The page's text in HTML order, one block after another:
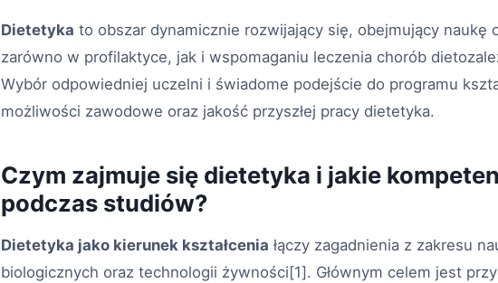
Dietetyka to obszar dynamicznie rozwijający się, obejmujący naukę
zarówno w profilaktyce, jak i wspomaganiu leczenia chorób
Wybór odpowiedniej uczelni i świadome podejście do programu
możliwości zawodowe oraz jakość przyszłej pracy dietetyka.
Czym zajmuje się dietetyka i jakie
podczas studiów?
Dietetyka jako kierunek kształcenia łączy zagadnienia z zakresu
biologicznych oraz technologii żywności[1]. Głównym celem jest